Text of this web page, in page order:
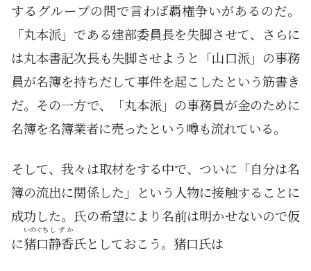
するグループの間で言わば覇権争いがあるのだ。
「丸本派」である建部委員長を失脚させて、さらに
は丸本書記次長も失脚させようと「山口派」の事務
員が名簿を持ちだして事件を起こしたという筋書き
だ。その一方で、「丸本派」の事務員が金のために
名簿を名簿業者に売ったという噂も流れている。
そして、我々は取材をする中で、ついに「自分は名
簿の流出に関係した」という人物に接触することに
成功した。氏の希望により名前は明かせないので仮
に猪口
いのぐち
静香
しずか
氏としておこう。猪口氏は